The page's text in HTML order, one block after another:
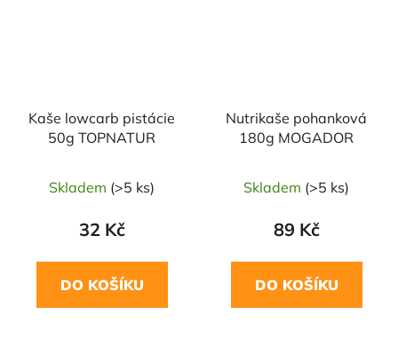
Kaše lowcarb pistácie
50g TOPNATUR
Skladem (>5 ks)
32 Kč
DO KOŠÍKU
Nutrikaše pohanková
180g MOGADOR
Skladem (>5 ks)
89 Kč
DO KOŠÍKU